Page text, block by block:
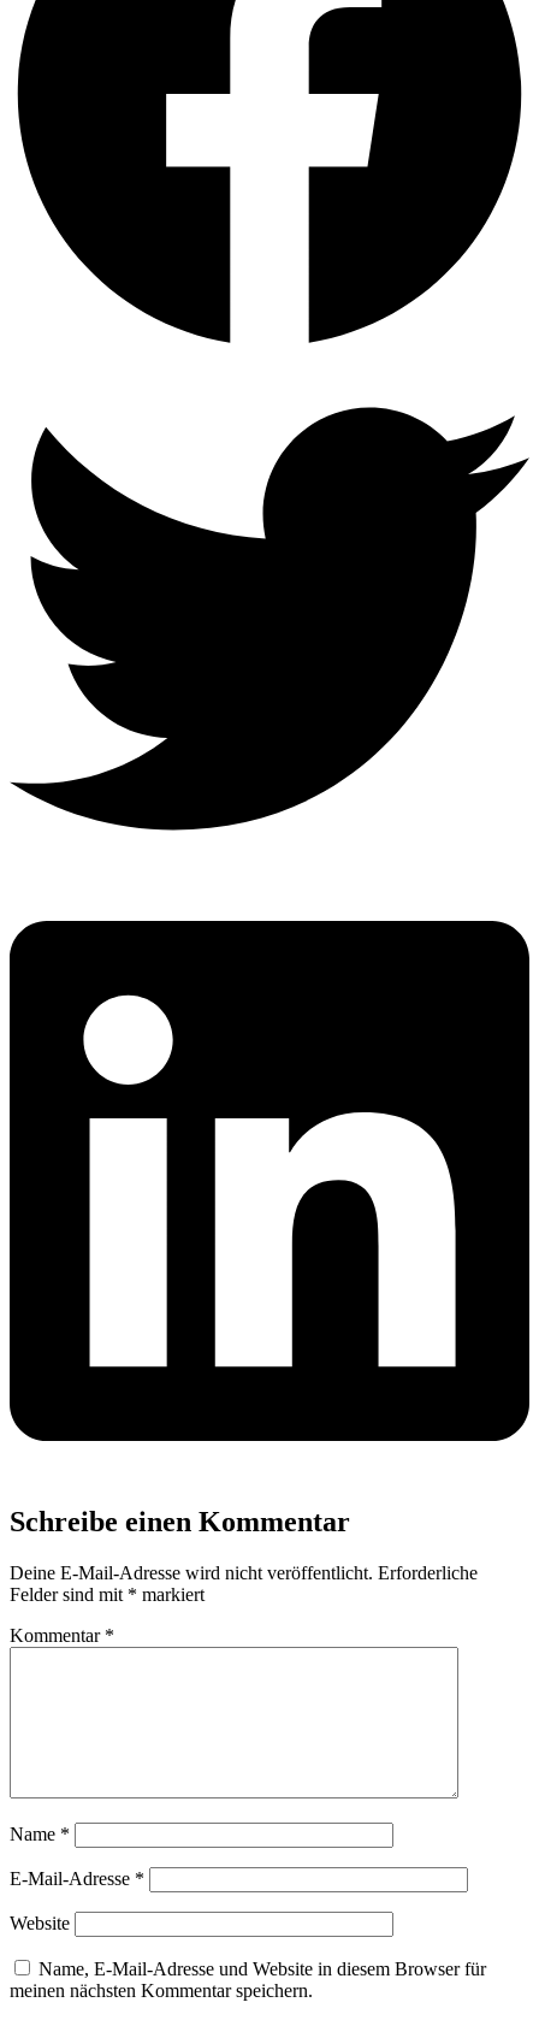
Schreibe einen Kommentar
Deine E-Mail-Adresse wird nicht veröffentlicht. Erforderliche
Felder sind mit * markiert
Kommentar *
Name *
E-Mail-Adresse *
Website
Name, E-Mail-Adresse und Website in diesem Browser für
meinen nächsten Kommentar speichern.